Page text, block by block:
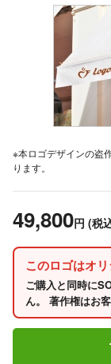
※本ロゴデザインの盗
ります。
49,800円 (税
このロゴはオ
ご購入と同時に
ん。 著作権はお